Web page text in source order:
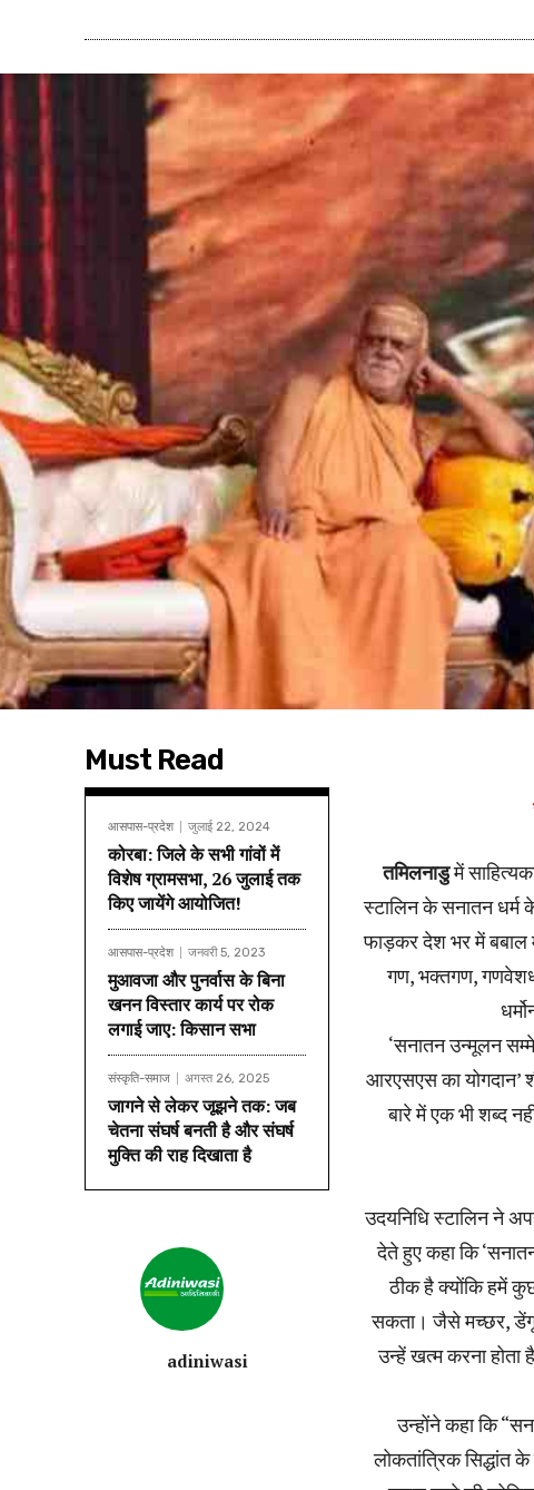
Must Read
आसपास-प्रदेश जुलाई 22, 2024
कोरबा: जिले के सभी गांवों में
विशेष ग्रामसभा, 26 जुलाई तक
किए जायेंगे आयोजित!
आसपास-प्रदेश जनवरी 5, 2023
मुआवजा और पुनर्वास के बिना
खनन विस्तार कार्य पर रोक
लगाई जाए: किसान सभा
संस्कृति-समाज अगस्त 26, 2025
जागने से लेकर जूझने तक: जब
चेतना संघर्ष बनती है और संघर्ष
मुक्ति की राह दिखाता है
adiniwasi
तमिलनाडुमें
स्टालिन के सनातन धर्म
फाड़कर देश भर में बबाल
गण, भक्तगण,
‘सनातन उन्मूलन
आरएसएस का योगदान’
बारे में एक भी शब्द
उदयनिधि स्टालिन ने
देते हुए कहा कि
ठीक है क्योंकि हमें
सकता। जैसे मच्छर, डेंगू
उन्हें खत्म करना होता
उन्होंने कहा कि
लोकतांत्रिक सिद्धांत